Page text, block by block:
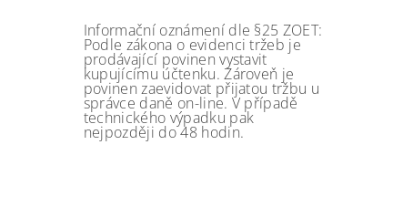
Informační oznámení dle §25 ZOET:
Podle zákona o evidenci tržeb je
prodávající povinen vystavit
kupujícímu účtenku. Zároveň je
povinen zaevidovat přijatou tržbu u
správce daně on-line. V případě
technického výpadku pak
nejpozději do 48 hodin.